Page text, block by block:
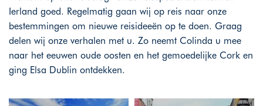
Ierland goed. Regelmatig gaan wij op reis naar onze
bestemmingen om nieuwe reisideeën op te doen. Graag
delen wij onze verhalen met u. Zo neemt Colinda u mee
naar het eeuwen oude oosten en het gemoedelijke Cork en
ging Elsa Dublin ontdekken.